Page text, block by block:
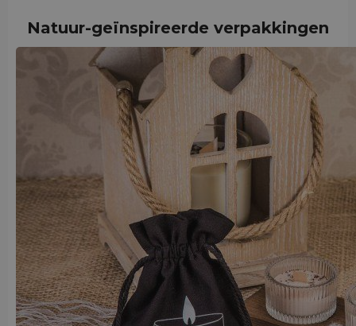
Natuur-geïnspireerde verpakkingen